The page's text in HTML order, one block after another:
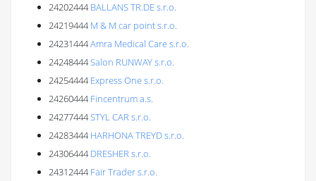
24202444 BALLANS TR.DE s.r.o.
24219444 M & M car point s.r.o.
24231444Amra Medical Care s.r.o.
24248444Salon RUNWAY s.r.o.
24254444 Express One s.r.o.
24260444 Fincentrum a.s.
24277444STYL CAR s.r.o.
24283444 HARHONA TREYD s.r.o.
24306444 DRESHER s.r.o.
24312444 Fair Trader s.r.o.